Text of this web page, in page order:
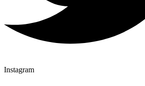
Instagram